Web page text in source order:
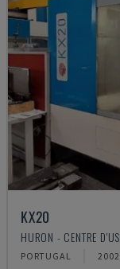
KX20
HURON - CENTRE
PORTUGAL 2002